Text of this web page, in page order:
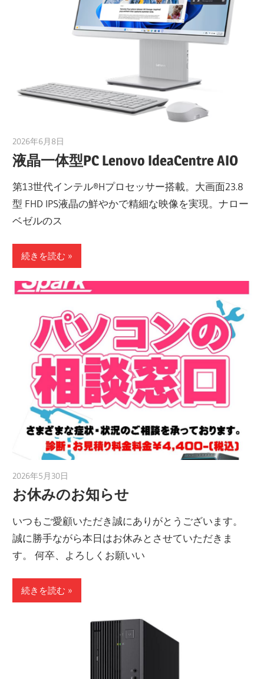
2026年6月8日
液晶一体型PC Lenovo IdeaCentre AIO
第13世代インテル®Hプロセッサー搭載。大画面23.8
型 FHD IPS液晶の鮮やかで精細な映像を実現。ナロー
ベゼルのス
続きを読む
2026年5月30日
お休みのお知らせ
いつもご愛顧いただき誠にありがとうございます。
誠に勝手ながら本日はお休みとさせていただきま
す。 何卒、よろしくお願いい
続きを読む